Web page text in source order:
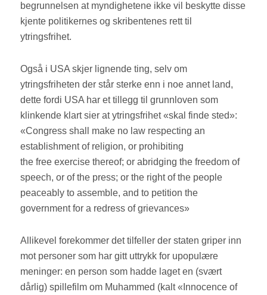
begrunnelsen at myndighetene ikke vil beskytte disse
kjente politikernes og skribentenes rett til
ytringsfrihet.
Også i USA skjer lignende ting, selv om
ytringsfriheten der står sterke enn i noe annet land,
dette fordi USA har et tillegg til grunnloven som
klinkende klart sier at ytringsfrihet «skal finde sted»:
«Congress shall make no law respecting an
establishment of religion, or prohibiting
the free exercise thereof; or abridging the freedom of
speech, or of the press; or the right of the people
peaceably to assemble, and to petition the
government for a redress of grievances»
Allikevel forekommer det tilfeller der staten griper inn
mot personer som har gitt uttrykk for upopulære
meninger: en person som hadde laget en (svært
dårlig) spillefilm om Muhammed (kalt «Innocence of